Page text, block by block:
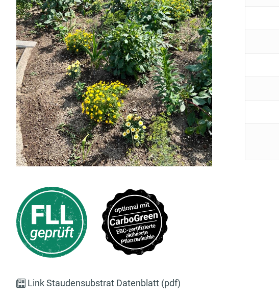
Link Staudensubstrat Datenblatt (pdf)